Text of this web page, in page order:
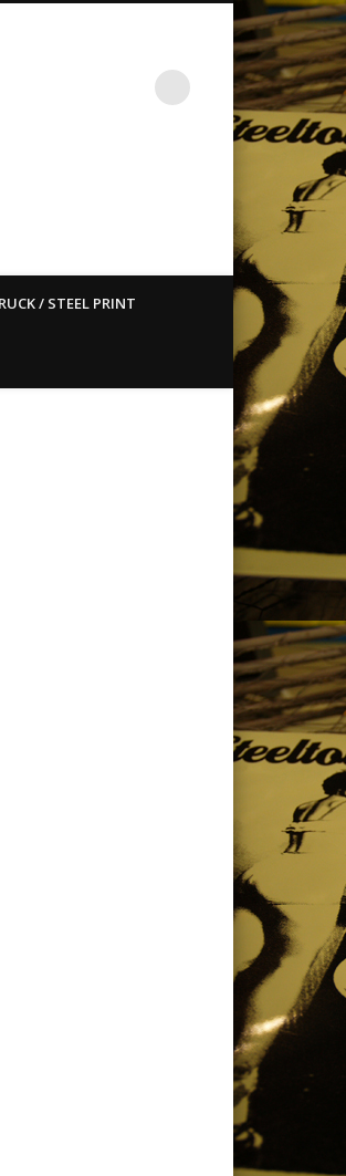
so straight
/ STEEL PRINT